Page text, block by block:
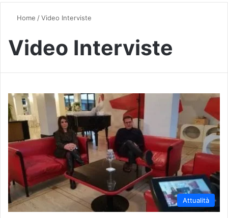
Home /Video Interviste
Video Interviste
Attualità